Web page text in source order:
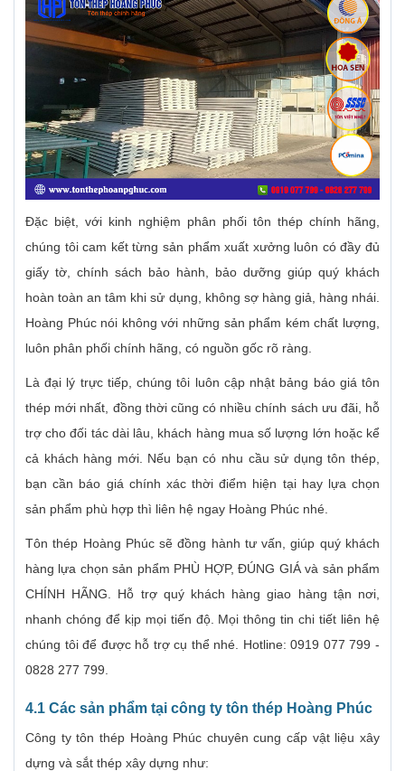
Đặc biệt, với kinh nghiệm phân phối tôn thép chính hãng,
chúng tôi cam kết từng sản phẩm xuất xưởng luôn có đầy đủ
giấy tờ, chính sách bảo hành, bảo dưỡng giúp quý khách
hoàn toàn an tâm khi sử dụng, không sợ hàng giả, hàng nhái.
Hoàng Phúc nói không với những sản phẩm kém chất lượng,
luôn phân phối chính hãng, có nguồn gốc rõ ràng.
Là đại lý trực tiếp, chúng tôi luôn cập nhật bảng báo giá tôn
thép mới nhất, đồng thời cũng có nhiều chính sách ưu đãi, hỗ
trợ cho đối tác dài lâu, khách hàng mua số lượng lớn hoặc kể
cả khách hàng mới. Nếu bạn có nhu cầu sử dụng tôn thép,
bạn cần báo giá chính xác thời điểm hiện tại hay lựa chọn
sản phẩm phù hợp thì liên hệ ngay Hoàng Phúc nhé.
Tôn thép Hoàng Phúc sẽ đồng hành tư vấn, giúp quý khách
hàng lựa chọn sản phẩm PHÙ HỢP, ĐÚNG GIÁ và sản phẩm
CHÍNH HÃNG. Hỗ trợ quý khách hàng giao hàng tận nơi,
nhanh chóng để kịp mọi tiến độ. Mọi thông tin chi tiết liên hệ
chúng tôi để được hỗ trợ cụ thể nhé. Hotline: 0919 077 799 -
0828 277 799.
4.1 Các sản phẩm tại công ty tôn thép Hoàng Phúc
Công ty tôn thép Hoàng Phúc chuyên cung cấp vật liệu xây
dựng và sắt thép xây dựng như: